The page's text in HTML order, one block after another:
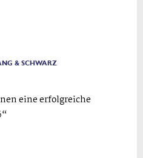
& SCHWARZ
eine erfolgreiche